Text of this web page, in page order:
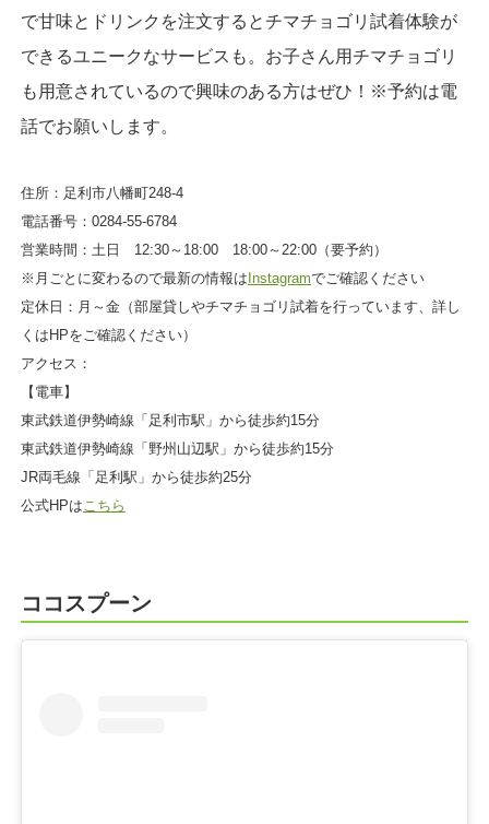
で甘味とドリンクを注文するとチマチョゴリ試着体験が
できるユニークなサービスも。お子さん用チマチョゴリ
も用意されているので興味のある方はぜひ！※予約は電
話でお願いします。
住所：足利市八幡町248-4
電話番号：0284-55-6784
営業時間：土日 12:30～18:00 18:00～22:00（要予約）
※月ごとに変わるので最新の情報はInstagramでご確認ください
定休日：月～金（部屋貸しやチマチョゴリ試着を行っています、詳し
くはHPをご確認ください）
アクセス：
【電車】
東武鉄道伊勢崎線「足利市駅」から徒歩約15分
東武鉄道伊勢崎線「野州山辺駅」から徒歩約15分
JR両毛線「足利駅」から徒歩約25分
公式HPは こちら
ココスプーン